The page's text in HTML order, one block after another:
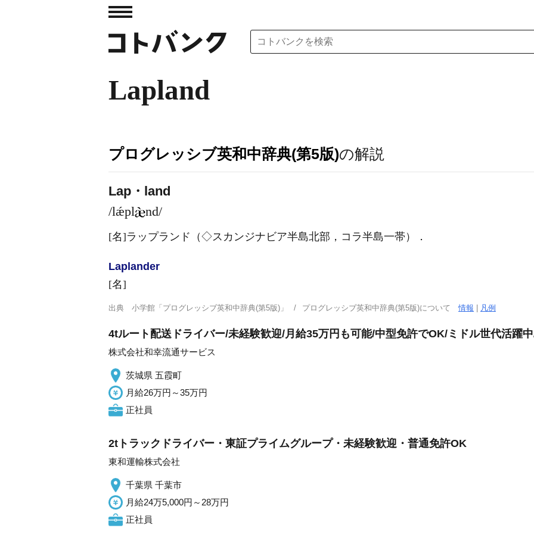
Lapland
プログレッシブ英和中辞典(第5版)の解説
Lap・land
/lǽpl nd/
[名]ラップランド（◇スカンジナビア半島北部，コラ半島一帯） ．
Laplander
[名]
出典 小学館「プログレッシブ英和中辞典(第5版)」 プログレッシブ英和中辞典(第5版)について情報 凡例
4tルート配送ドライバー/未経験歓迎/月給35万円も可能/中型免許でOK/ミドル世代活躍
株式会社和幸流通サービス
茨城県 五霞町
月給26万円～35万円
正社員
2tトラックドライバー・東証プライムグループ・未経験歓迎・普通免許OK
東和運輸株式会社
千葉県 千葉市
月給24万5,000円～28万円
正社員